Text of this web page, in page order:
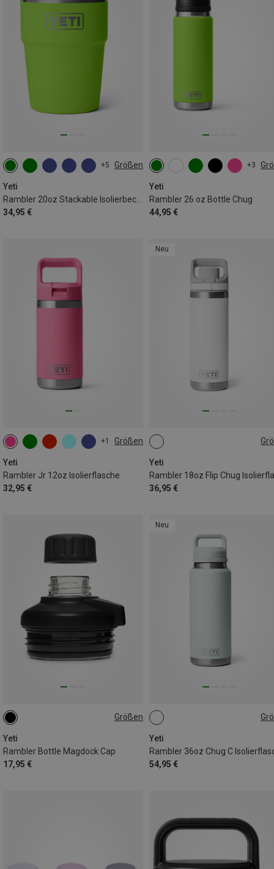
+5 Größen
Yeti
34,95 €
591ML
+3
Yeti
Rambler 26 oz Bottle Chug
44,95 €
769ML
+1 Größen
Yeti
Rambler Jr 12oz Isolierflasche
32,95 €
355ML
Neu
Yeti
36,95 €
532ML
Größen
Yeti
Rambler Bottle Magdock Cap
17,95 €
ONE SIZE
Neu
Yeti
Rambler 36oz Chug C
54,95 €
1.6L